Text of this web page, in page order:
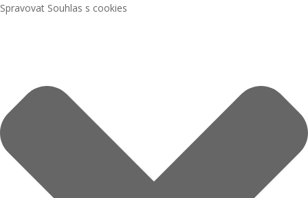
Spravovat Souhlas s cookies